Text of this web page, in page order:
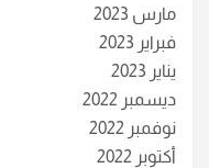
مارس 2023
فبراير 2023
يناير 2023
ديسمبر 2022
نوفمبر 2022
أكتوبر 2022